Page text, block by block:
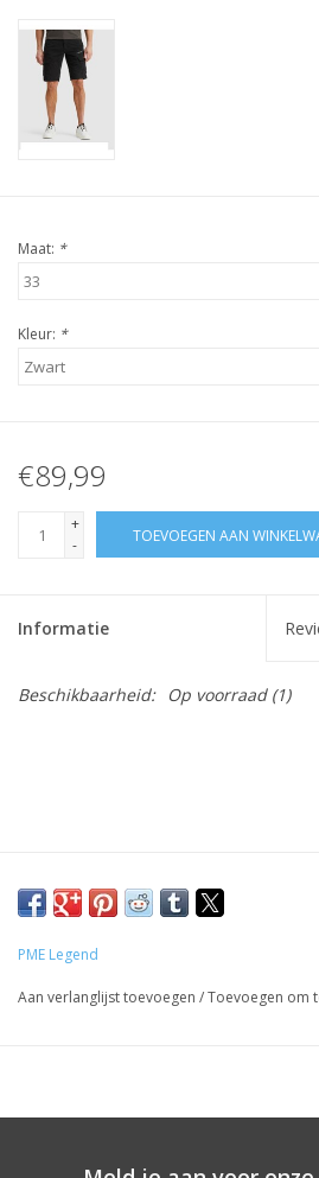
Maat: *
Kleur: *
€89,99
+
-
TOEVOEGEN AAN
Informatie
Beschikbaarheid: Op voorraad(1)
PME Legend
Aan verlanglijst toevoegen /Toevoegen om